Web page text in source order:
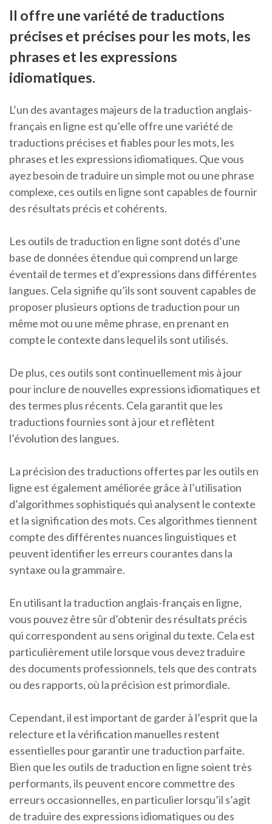
Il offre une variété de traductions
précises et précises pour les mots, les
phrases et les expressions
idiomatiques.
L’un des avantages majeurs de la traduction anglais-
français en ligne est qu’elle offre une variété de
traductions précises et fiables pour les mots, les
phrases et les expressions idiomatiques. Que vous
ayez besoin de traduire un simple mot ou une phrase
complexe, ces outils en ligne sont capables de fournir
des résultats précis et cohérents.
Les outils de traduction en ligne sont dotés d’une
base de données étendue qui comprend un large
éventail de termes et d’expressions dans différentes
langues. Cela signifie qu’ils sont souvent capables de
proposer plusieurs options de traduction pour un
même mot ou une même phrase, en prenant en
compte le contexte dans lequel ils sont utilisés.
De plus, ces outils sont continuellement mis à jour
pour inclure de nouvelles expressions idiomatiques et
des termes plus récents. Cela garantit que les
traductions fournies sont à jour et reflètent
l’évolution des langues.
La précision des traductions offertes par les outils en
ligne est également améliorée grâce à l’utilisation
d’algorithmes sophistiqués qui analysent le contexte
et la signification des mots. Ces algorithmes tiennent
compte des différentes nuances linguistiques et
peuvent identifier les erreurs courantes dans la
syntaxe ou la grammaire.
En utilisant la traduction anglais-français en ligne,
vous pouvez être sûr d’obtenir des résultats précis
qui correspondent au sens original du texte. Cela est
particulièrement utile lorsque vous devez traduire
des documents professionnels, tels que des contrats
ou des rapports, où la précision est primordiale.
Cependant, il est important de garder à l’esprit que la
relecture et la vérification manuelles restent
essentielles pour garantir une traduction parfaite.
Bien que les outils de traduction en ligne soient très
performants, ils peuvent encore commettre des
erreurs occasionnelles, en particulier lorsqu’il s’agit
de traduire des expressions idiomatiques ou des